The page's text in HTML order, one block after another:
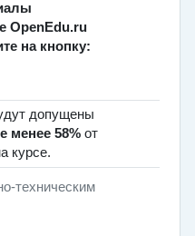
OpenEdu.ru
на кнопку:
допущены
менее 58%от
курсе.
техническим